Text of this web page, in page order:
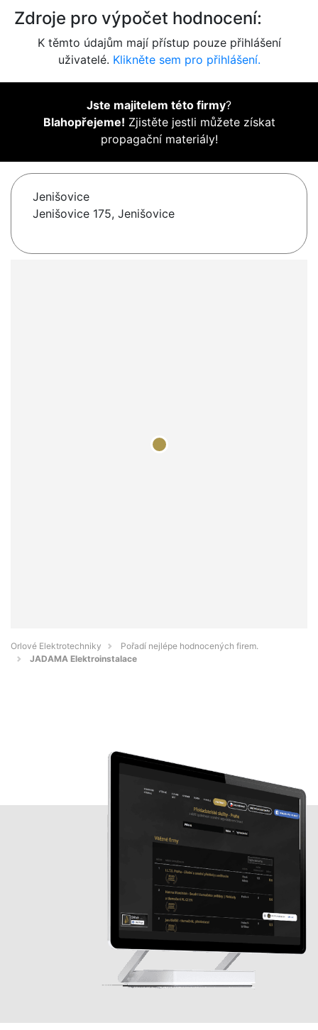
Zdroje pro výpočet hodnocení:
K těmto údajům mají přístup pouze přihlášení
uživatelé. Klikněte sem pro přihlášení.
Jste majitelem této firmy?
Blahopřejeme! Zjistěte jestli můžete získat
propagační materiály!
Jenišovice
Jenišovice 175, Jenišovice
Orlové Elektrotechniky
Pořadí nejlépe hodnocených firem.
JADAMA Elektroinstalace